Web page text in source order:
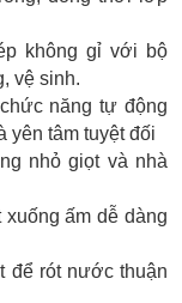
không gỉ với bộ
vệ sinh.
năng tự động
yên tâm tuyệt đối
nhỏ giọt và nhà
ấm dễ dàng
để rót nước thuận